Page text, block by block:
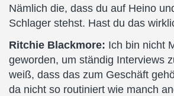
Nämlich die, dass du auf Heino
Schlager stehst. Hast du das
Ritchie Blackmore: Ich bin nicht
geworden, um ständig Interviews
weiß, dass das zum Geschäft
da nicht so routiniert wie manch